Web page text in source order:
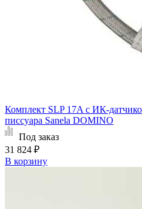
Комплект SLP 17A с ИК-
писсуара Sanela DOMINO
Под заказ
31 824 ₽
В корзину